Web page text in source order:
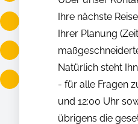
Ihre nächste
Ihrer Planung
Natürlich steht
- für alle Fragen
und 12:00 Uhr
übrigens die